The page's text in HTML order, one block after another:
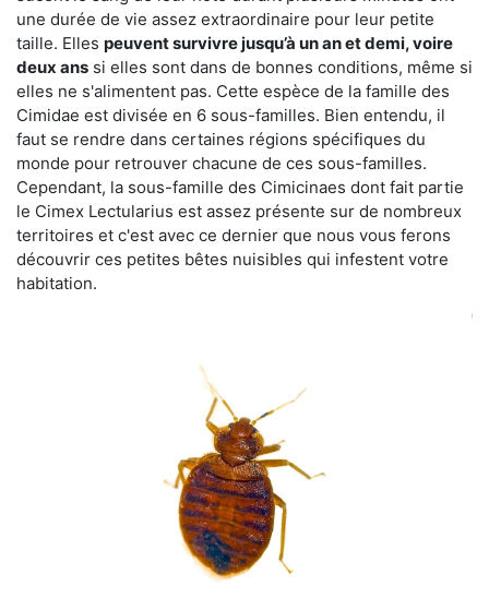
une durée de vie assez extraordinaire pour leur petite
taille. Elles peuvent survivre jusqu’à un an et demi, voire
deux ans si elles sont dans de bonnes conditions, même si
elles ne s'alimentent pas. Cette espèce de la famille des
Cimidae est divisée en 6 sous-familles. Bien entendu, il
faut se rendre dans certaines régions spécifiques du
monde pour retrouver chacune de ces sous-familles.
Cependant, la sous-famille des Cimicinaes dont fait partie
le Cimex Lectularius est assez présente sur de nombreux
territoires et c'est avec ce dernier que nous vous ferons
découvrir ces petites bêtes nuisibles qui infestent votre
habitation.